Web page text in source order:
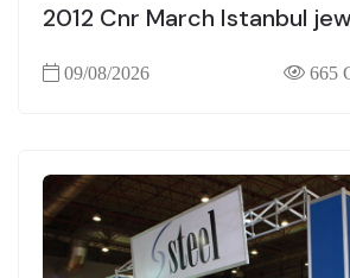
2012 Cnr March Istanbul
09/08/2026 665